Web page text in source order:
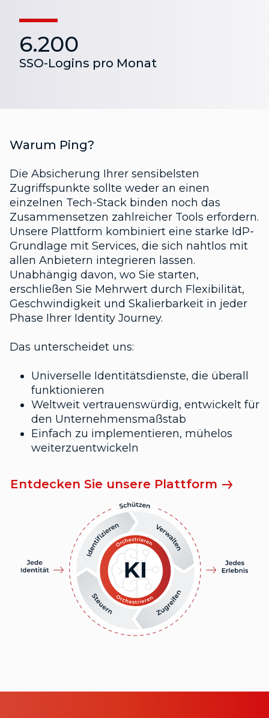
6.200
SSO-Logins pro Monat
Warum Ping?
Die Absicherung Ihrer sensibelsten
Zugriffspunkte sollte weder an einen
einzelnen Tech-Stack binden noch das
Zusammensetzen zahlreicher Tools erfordern.
Unsere Plattform kombiniert eine starke IdP-
Grundlage mit Services, die sich nahtlos mit
allen Anbietern integrieren lassen.
Unabhängig davon, wo Sie starten,
erschließen Sie Mehrwert durch Flexibilität,
Geschwindigkeit und Skalierbarkeit in jeder
Phase Ihrer Identity Journey.
Das unterscheidet uns:
Universelle Identitätsdienste, die überall
funktionieren
Weltweit vertrauenswürdig, entwickelt für
den Unternehmensmaßstab
Einfach zu implementieren, mühelos
weiterzuentwickeln
Entdecken Sie unsere Plattform